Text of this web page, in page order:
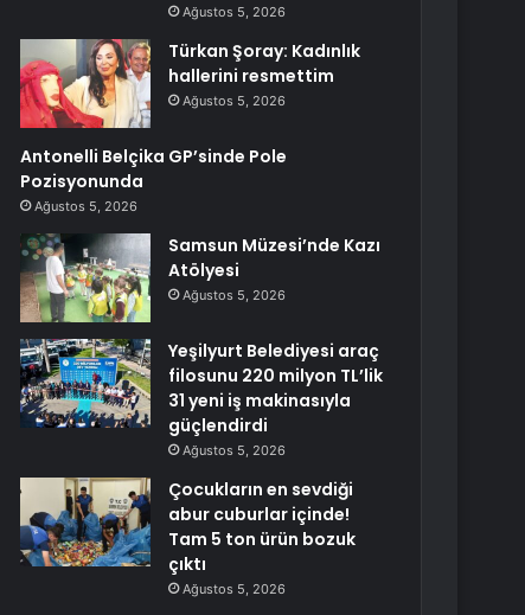
Ağustos 5, 2026
Türkan Şoray: Kadınlık
hallerini resmettim
Ağustos 5, 2026
Antonelli Belçika GP’sinde Pole
Pozisyonunda
Ağustos 5, 2026
Samsun Müzesi’nde Kazı
Atölyesi
Ağustos 5, 2026
Yeşilyurt Belediyesi araç
filosunu 220 milyon TL’lik
31 yeni iş makinasıyla
güçlendirdi
Ağustos 5, 2026
Çocukların en sevdiği
abur cuburlar içinde!
Tam 5 ton ürün bozuk
çıktı
Ağustos 5, 2026